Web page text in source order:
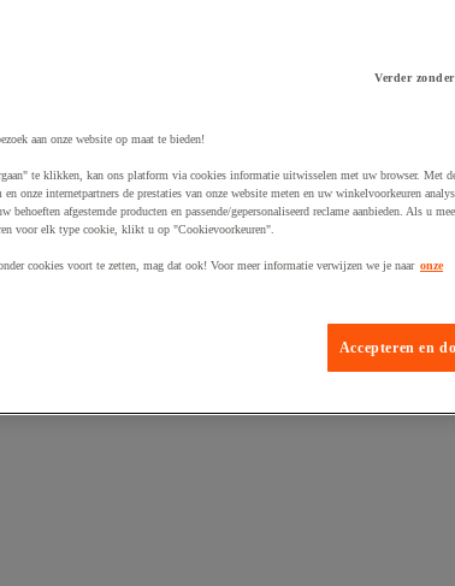
Verder
aan onze website op maat te bieden!
te klikken, kan ons platform via cookies informatie uitwisselen met uw browser. Met
onze internetpartners de prestaties van onze website meten en uw winkelvoorkeuren
afgestemde producten en passende/gepersonaliseerd reclame aanbieden. Als u
voor elk type cookie, klikt u op "Cookievoorkeuren".
cookies voort te zetten, mag dat ook! Voor meer informatie verwijzen we je naar onze
Accepteren en